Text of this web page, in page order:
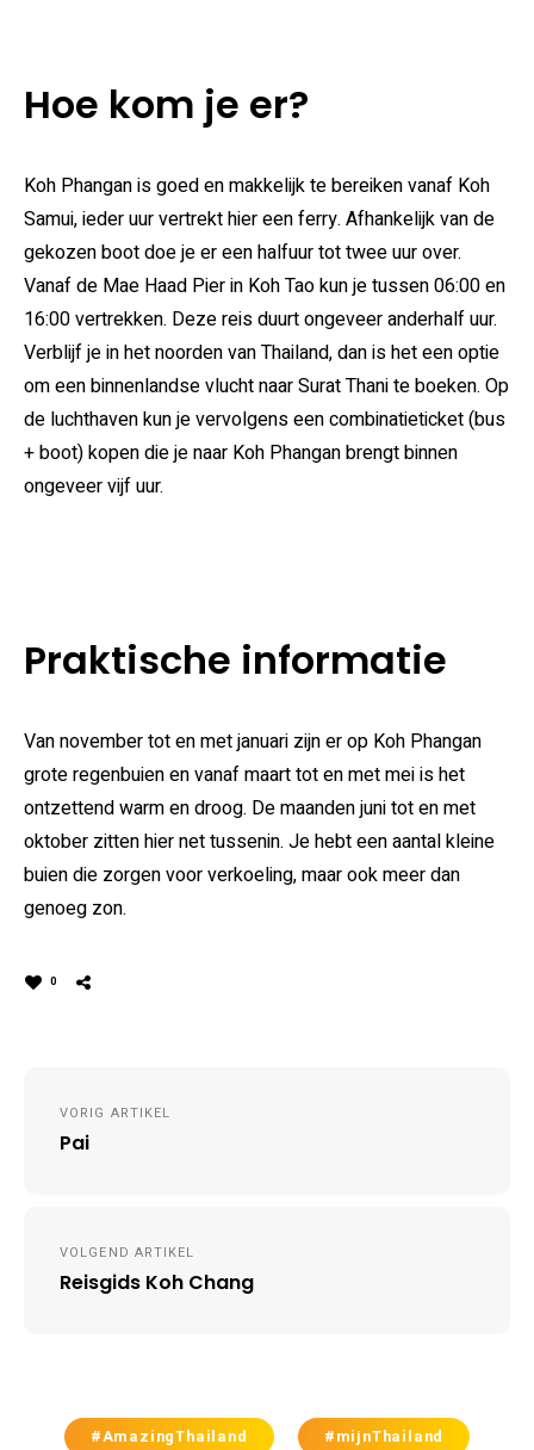
Hoe kom je er?
Koh Phangan is goed en makkelijk te bereiken vanaf Koh
Samui, ieder uur vertrekt hier een ferry. Afhankelijk van de
gekozen boot doe je er een halfuur tot twee uur over.
Vanaf de Mae Haad Pier in Koh Tao kun je tussen 06:00 en
16:00 vertrekken. Deze reis duurt ongeveer anderhalf uur.
Verblijf je in het noorden van Thailand, dan is het een optie
om een binnenlandse vlucht naar Surat Thani te boeken. Op
de luchthaven kun je vervolgens een combinatieticket (bus
+ boot) kopen die je naar Koh Phangan brengt binnen
ongeveer vijf uur.
Praktische informatie
Van november tot en met januari zijn er op Koh Phangan
grote regenbuien en vanaf maart tot en met mei is het
ontzettend warm en droog. De maanden juni tot en met
oktober zitten hier net tussenin. Je hebt een aantal kleine
buien die zorgen voor verkoeling, maar ook meer dan
genoeg zon.
0
navigation
VORIG ARTIKEL
Pai
VOLGEND ARTIKEL
Reisgids Koh Chang
#AmazingThailand
#mijnThailand